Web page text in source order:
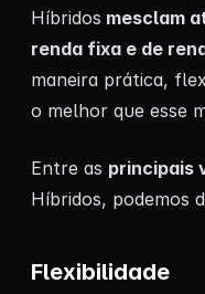
Híbridos mesclam
renda fixa e de
maneira prática,
o melhor que esse
Entre as principais
Híbridos, podemos
Flexibilidade